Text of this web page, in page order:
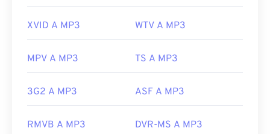
XVID A MP3 WTV A MP3
MPV A MP3 TS A MP3
3G2 A MP3 ASF A MP3
RMVB A MP3 DVR-MS A MP3